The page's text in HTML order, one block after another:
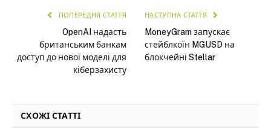
ПОПЕРЕДНЯ СТАТТЯ
OpenAI надасть
британським банкам
доступ до нової моделі для
кіберзахисту
НАСТУПНА СТАТТЯ
MoneyGram запускає
стейблкоїн MGUSD на
блокчейні Stellar
СХОЖІ СТАТТІ